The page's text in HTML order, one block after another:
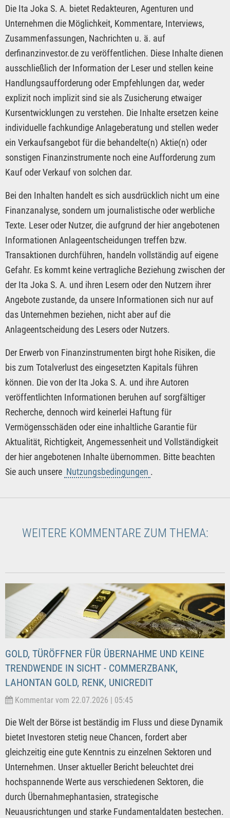
Die Ita Joka S. A. bietet Redakteuren, Agenturen und
Unternehmen die Möglichkeit, Kommentare, Interviews,
Zusammenfassungen, Nachrichten u. ä. auf
derfinanzinvestor.de zu veröffentlichen. Diese Inhalte dienen
ausschließlich der Information der Leser und stellen keine
Handlungsaufforderung oder Empfehlungen dar, weder
explizit noch implizit sind sie als Zusicherung etwaiger
Kursentwicklungen zu verstehen. Die Inhalte ersetzen keine
individuelle fachkundige Anlageberatung und stellen weder
ein Verkaufsangebot für die behandelte(n) Aktie(n) oder
sonstigen Finanzinstrumente noch eine Aufforderung zum
Kauf oder Verkauf von solchen dar.
Bei den Inhalten handelt es sich ausdrücklich nicht um eine
Finanzanalyse, sondern um journalistische oder werbliche
Texte. Leser oder Nutzer, die aufgrund der hier angebotenen
Informationen Anlageentscheidungen treffen bzw.
Transaktionen durchführen, handeln vollständig auf eigene
Gefahr. Es kommt keine vertragliche Beziehung zwischen der
der Ita Joka S. A. und ihren Lesern oder den Nutzern ihrer
Angebote zustande, da unsere Informationen sich nur auf
das Unternehmen beziehen, nicht aber auf die
Anlageentscheidung des Lesers oder Nutzers.
Der Erwerb von Finanzinstrumenten birgt hohe Risiken, die
bis zum Totalverlust des eingesetzten Kapitals führen
können. Die von der Ita Joka S. A. und ihre Autoren
veröffentlichten Informationen beruhen auf sorgfältiger
Recherche, dennoch wird keinerlei Haftung für
Vermögensschäden oder eine inhaltliche Garantie für
Aktualität, Richtigkeit, Angemessenheit und Vollständigkeit
der hier angebotenen Inhalte übernommen. Bitte beachten
Sie auch unsere Nutzungsbedingungen .
WEITERE KOMMENTARE ZUM THEMA:
GOLD, TÜRÖFFNER FÜR ÜBERNAHME UND KEINE
TRENDWENDE IN SICHT - COMMERZBANK,
LAHONTAN GOLD, RENK, UNICREDIT
Kommentar vom 22.07.2026 | 05:45
Die Welt der Börse ist beständig im Fluss und diese Dynamik
bietet Investoren stetig neue Chancen, fordert aber
gleichzeitig eine gute Kenntnis zu einzelnen Sektoren und
Unternehmen. Unser aktueller Bericht beleuchtet drei
hochspannende Werte aus verschiedenen Sektoren, die
durch Übernahmephantasien, strategische
Neuausrichtungen und starke Fundamentaldaten bestechen.